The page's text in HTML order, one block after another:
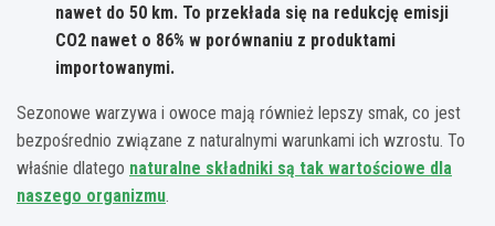
nawet do 50 km. To przekłada się na redukcję emisji
CO2 nawet o 86% w porównaniu z produktami
importowanymi.
Sezonowe warzywa i owoce mają również lepszy smak, co jest
bezpośrednio związane z naturalnymi warunkami ich wzrostu. To
właśnie dlatego naturalne składniki są tak wartościowe dla
naszego organizmu.